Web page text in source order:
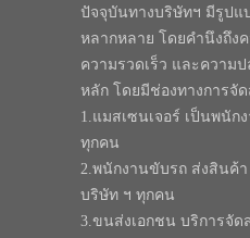
ปัจจุบันทางบริษัทฯ มีรูปแ
หลากหลาย โดยคำนึงถึง
ความรวดเร็ว และความ
หลัก โดยมีช่องทางการจั
1.แมสเซนเจอร์ เป็นพนัก
ทุกคน
2.พนักงานขับรถ ส่งสินค้
บริษัท ฯ ทุกคน
3.ขนส่งเอกชน บริการจัด